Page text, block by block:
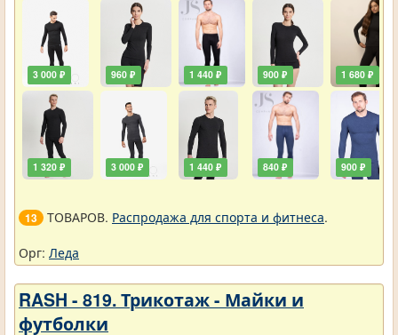
3 000 ₽
1 320 ₽
960 ₽
3 000 ₽
1 440 ₽
1 440 ₽
900 ₽
840 ₽
1 680 ₽
900 ₽
13 ТОВАРОВ. Распродажа для спорта и фитнеса.
Орг: Леда
RASH - 819. Трикотаж - Майки и
футболки